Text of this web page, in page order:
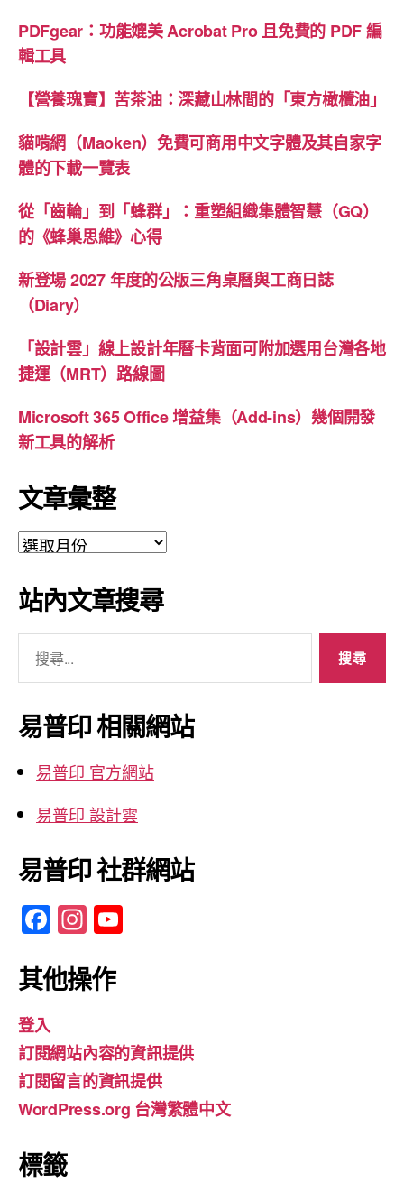
PDFgear：功能媲美 Acrobat Pro 且免費的 PDF 編
輯工具
【營養瑰寶】苦茶油：深藏山林間的「東方橄欖油」
貓啃網（Maoken）免費可商用中文字體及其自家字
體的下載一覽表
從「齒輪」到「蜂群」：重塑組織集體智慧（GQ）
的《蜂巢思維》心得
新登場 2027 年度的公版三角桌曆與工商日誌
（Diary）
「設計雲」線上設計年曆卡背面可附加選用台灣各地
捷運（MRT）路線圖
Microsoft 365 Office 增益集（Add-ins）幾個開發
新工具的解析
文章彙整
文
彙
整
站內文章搜尋
關
鍵
字:
易普印 相關網站
易普印 官方網站
易普印 設計雲
易普印 社群網站
F
a
c
b
o
o
k
In
st
a
gr
a
m
u
b
e
其他操作
登入
訂閱網站內容的資訊提供
訂閱留言的資訊提供
WordPress.org 台灣繁體中文
標籤